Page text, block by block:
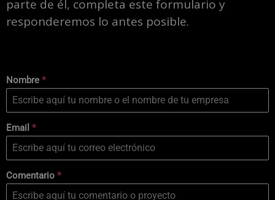
parte de él, completa este formulario y
responderemos lo antes posible.
Nombre *
Email *
Comentario *